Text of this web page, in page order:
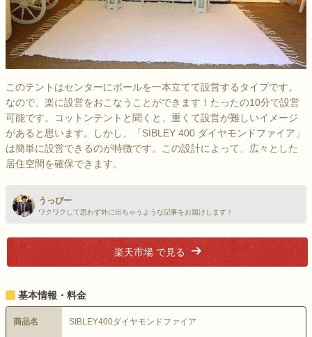
このテントはセンターにポールを一本立てて設営するタイプです。
なので、楽に設営をおこなうことができます！たったの10分で設営
可能です。コットンテントと聞くと、重くて設営が難しいイメージ
があると思います。しかし、「SIBLEY 400 ダイヤモンドファイア」
は簡単に設営できるのが特徴です。この設計によって、広々とした
居住空間を確保できます。
うっぴー
ワクワクして思わず外に出ちゃうような記事をお届けします！
楽天市場 で見る
基本情報・料金
商品名 SIBLEY400ダイヤモンドファイア